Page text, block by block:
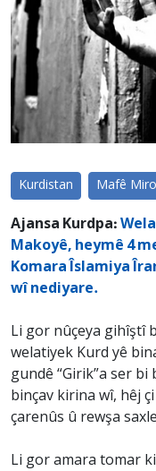
Kurdistan Mafê
Ajansa Kurdpa:
Makoyê, heymê 4
Komara Îslamiya
wî nediyare.
Li gor nûçeya gihîştî
welatiyek Kurd yê
gundê “Girik”a ser
binçav kirina wî, hêj
çarenûs û rewşa
Li gor amara tomar